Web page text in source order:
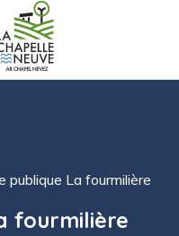
publique La fourmilière
fourmilière